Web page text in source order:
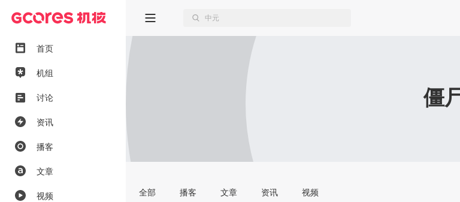
首页
机组
讨论
资讯
播客
文章
视频
僵
全部 播客 文章 资讯 视频